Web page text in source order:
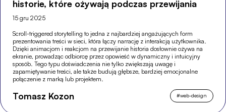
historie, które ożywają podczas przewijania
15 gru 2025
Scroll-triggered storytelling to jedna z najbardziej angażujących form
prezentowania treści w sieci, która łączy narrację z interakcją użytkownika.
Dzięki animacjom i reakcjom na przewijanie historia dosłownie ożywa na
ekranie, prowadząc odbiorcę przez opowieść w dynamiczny i intuicyjny
sposób. Tego typu doświadczenia nie tylko zwiększają uwagę i
zapamiętywanie treści, ale także budują głębsze, bardziej emocjonalne
połączenie z marką lub projektem.
Tomasz Kozon #web-design